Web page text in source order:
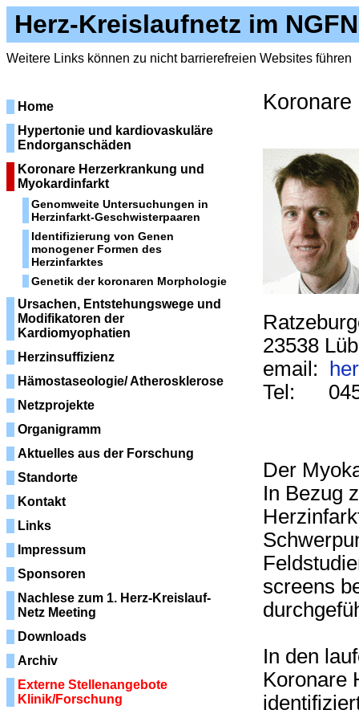
Herz-Kreislaufnetz im NGFN
Weitere Links können zu nicht barrierefreien Websites führen
Home
Hypertonie und kardiovaskuläre
Endorganschäden
Koronare Herzerkrankung und
Myokardinfarkt
Genomweite Untersuchungen in
Herzinfarkt-Geschwisterpaaren
Identifizierung von Genen
monogener Formen des
Herzinfarktes
Genetik der koronaren Morphologie
Ursachen, Entstehungswege und
Modifikatoren der
Kardiomyophatien
Herzinsuffizienz
Hämostaseologie/ Atherosklerose
Netzprojekte
Organigramm
Aktuelles aus der Forschung
Standorte
Kontakt
Links
Impressum
Sponsoren
Nachlese zum 1. Herz-Kreislauf-
Netz Meeting
Downloads
Archiv
Externe Stellenangebote
Klinik/Forschung
23538
email:
Tel:
Der
In Bezug
screens
In den
Koronare